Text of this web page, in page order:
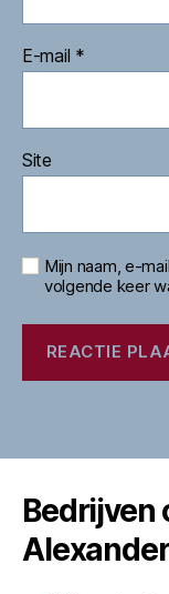
E-mail *
Site
Mijn naam, e-
volgende keer
Bedrijven